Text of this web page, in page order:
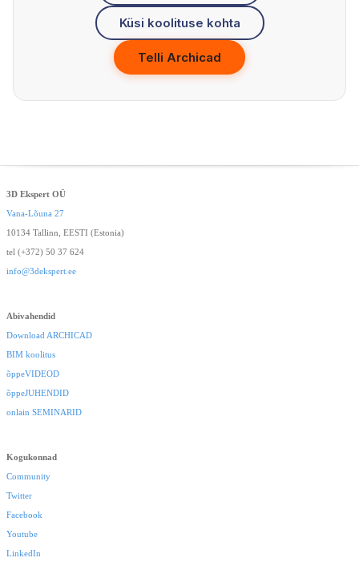
Küsi koolituse kohta
Telli Archicad
3D Ekspert OÜ
Vana-Lõuna 27
10134 Tallinn, EESTI (Estonia)
tel (+372) 50 37 624
info@3dekspert.ee
Abivahendid
Download ARCHICAD
BIM koolitus
õppeVIDEOD
õppeJUHENDID
onlain SEMINARID
Kogukonnad
Community
Twitter
Facebook
Youtube
LinkedIn